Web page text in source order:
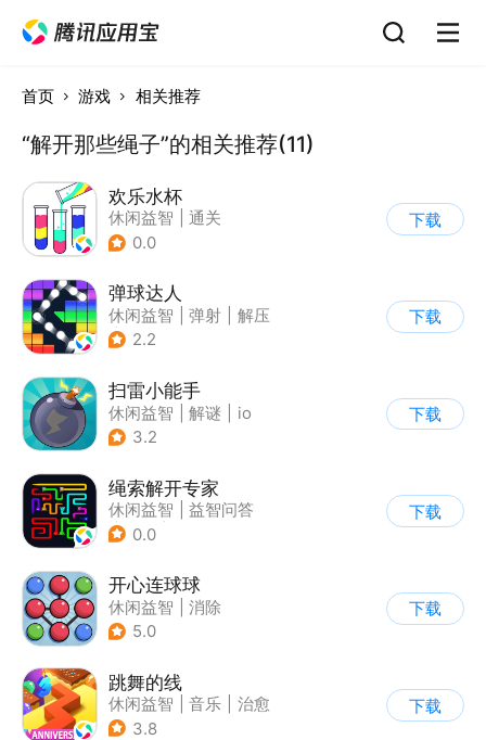
首页 游戏 相关推荐
“解开那些绳子”的相关推荐(11)
欢乐水杯
休闲益智
通关
0.0
下载
弹球达人
休闲益智 弹射
解压
| 卡通
2.2
下载
扫雷小能手
休闲益智 解谜
io
3.2
下载
绳索解开专家
休闲益智
益智问答
| 烧脑
0.0
下载
开心连球球
休闲益智
消除
5.0
下载
跳舞的线
休闲益智 音乐
治愈
3.8
下载